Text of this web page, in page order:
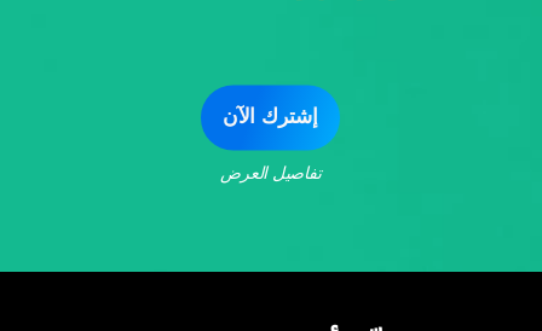
إشترك الآن
تفاصيل العرض